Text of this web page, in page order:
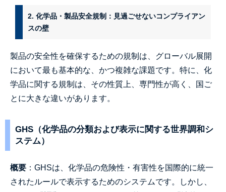
2. 化学品・製品安全規制：見過ごせないコンプライアン
スの壁
製品の安全性を確保するための規制は、グローバル展開
において最も基本的な、かつ複雑な課題です。特に、化
学品に関する規制は、その性質上、専門性が高く、国ご
とに大きな違いがあります。
GHS（化学品の分類および表示に関する世界調和シ
ステム）
概要 ：GHSは、化学品の危険性・有害性を国際的に統一
されたルールで表示するためのシステムです。しかし、